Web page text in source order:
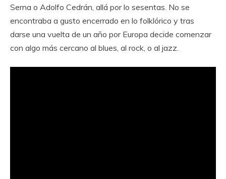
Serna o Adolfo Cedrán, allá por lo sesentas. No se
encontraba a gusto encerrado en lo folklórico y tras
darse una vuelta de un año por Europa decide comenzar
con algo más cercano al blues, al rock, o al jazz.